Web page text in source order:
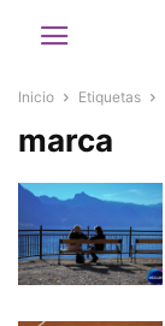
Inicio Etiquetas
marca